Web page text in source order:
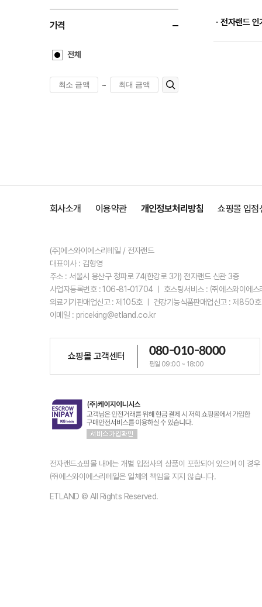
가격
전체
~
ㆍ전자랜드 인
회사소개 이용약관 개인정보처리방침 쇼핑몰 입점
(주)에스와이에스리테일 / 전자랜드
대표이사 : 김형영
주소 : 서울시 용산구 청파로 74(한강로 3가) 전자랜드 신관 3층
사업자등록번호 : 106-81-01704 ㅣ 호스팅서비스 : ㈜에스와이에
의료기기판매업신고 : 제105호 ㅣ 건강기능식품판매업신고 : 제850
이메일 : priceking@etland.co.kr
쇼핑몰 고객센터 080-010-8000
평일 09:00 ~ 18:00
전자랜드쇼핑몰 내에는 개별 입점사의 상품이 포함되어 있으며 이 경
㈜에스와이에스리테일은 일체의 책임을 지지 않습니다.
ETLAND © All Rights Reserved.